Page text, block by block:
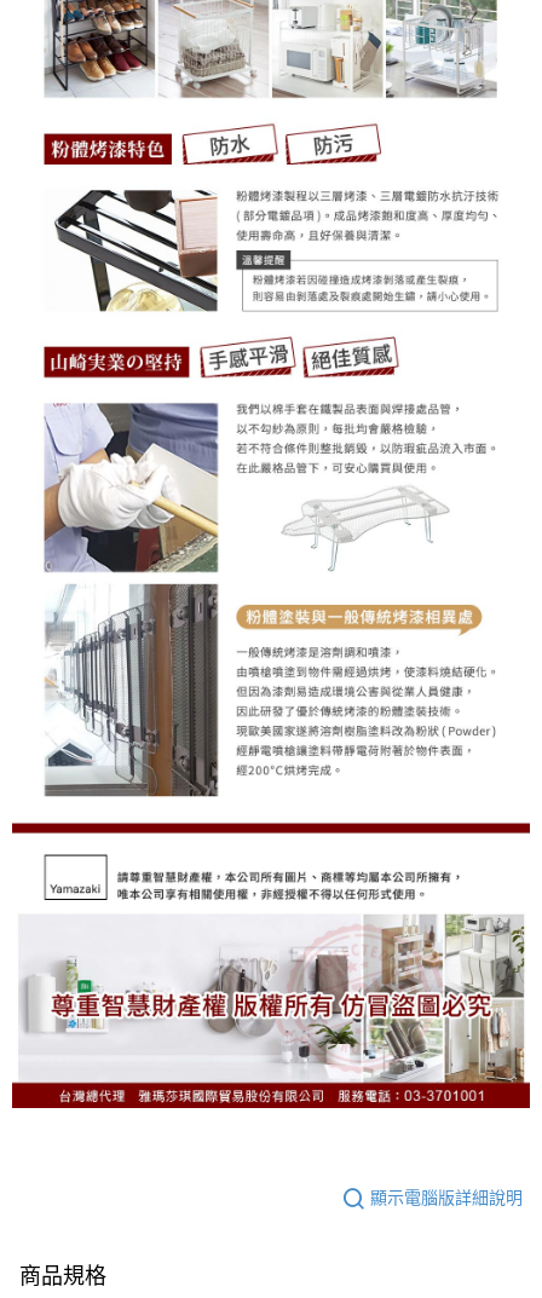
顯示電腦版詳細說明
商品規格